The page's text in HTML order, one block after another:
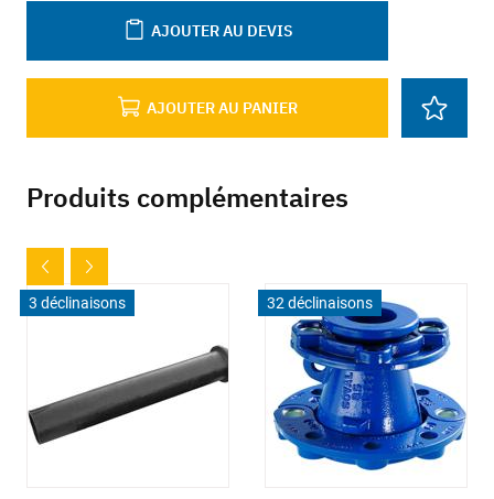
AJOUTER AU PANIER
AJOUTER AU DEVIS
Produits complémentaires
3 déclinaisons 32 déclinaisons